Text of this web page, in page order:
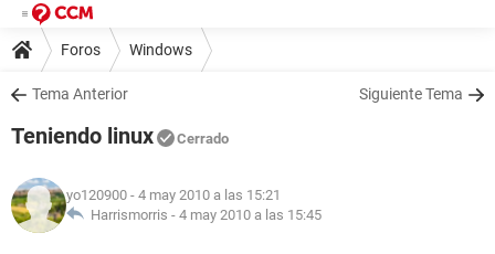
Foros Windows
Tema Anterior Siguiente Tema
Teniendo linux Cerrado
yo120900 - 4 may 2010 a las 15:21
Harrismorris - 4 may 2010 a las 15:45